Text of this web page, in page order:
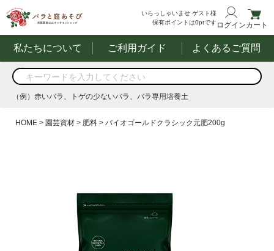
いらっしゃいませ ゲスト様
保有ポイントは0ptですログインカート
私たちについて ご利用ガイド よくあるご質問
商品を検索
する
（例）赤いバラ、トゲの少ないバラ、バラ専用培養土
（例）赤いバラ、トゲの少ないバラ、バラ専用培養土
HOME 園芸資材 肥料 バイオゴールドクラシック元肥200g